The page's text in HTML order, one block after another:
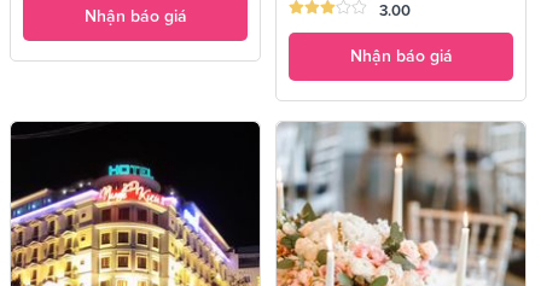
Nhận báo giá
3.00
Nhận báo giá